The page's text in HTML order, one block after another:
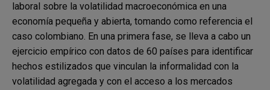
laboral sobre la volatilidad macroeconómica en una
economía pequeña y abierta, tomando como referencia el
caso colombiano. En una primera fase, se lleva a cabo un
ejercicio empírico con datos de 60 países para identificar
hechos estilizados que vinculan la informalidad con la
volatilidad agregada y con el acceso a los mercados